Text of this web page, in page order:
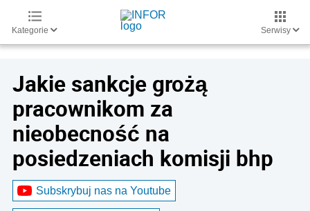
Kategorie Serwisy
Jakie sankcje grożą
pracownikom za
nieobecność na
posiedzeniach komisji bhp
Subskrybuj nas na Youtube